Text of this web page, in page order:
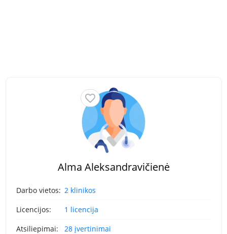
Alma Aleksandravičienė
Darbo vietos: 2 klinikos
Licencijos:
1 licencija
Atsiliepimai:
28 įvertinimai